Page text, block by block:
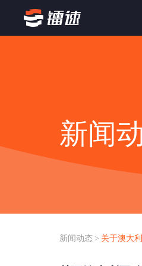
新闻
新闻动态 > 关于澳大